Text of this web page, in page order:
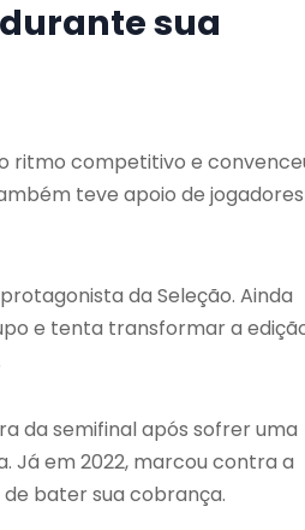
sua
ritmo competitivo e
teve apoio de jogadores
da Seleção. Ainda
e tenta transformar a
da semifinal após sofrer uma
Já em 2022, marcou contra a
bater sua cobrança.